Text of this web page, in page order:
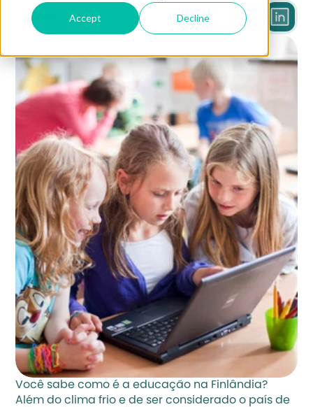
Accept Decline
3 min
Você sabe como é a educação na Finlândia?
Além do clima frio e de ser considerado o país de